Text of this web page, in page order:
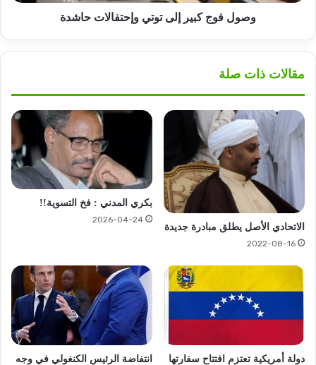
وصول فوج كبير إلى توتي وإحتفالات حاشدة
مقالات ذات صلة
الاتحادي الأصل يطلق مبادرة جديدة
2022-08-16
بكري المدني : فخ التسوية!!
2026-04-24
دولة أمريكية تعتزم افتتاح سفارتها
انتفاضة الرئيس الكنغولي في وجه